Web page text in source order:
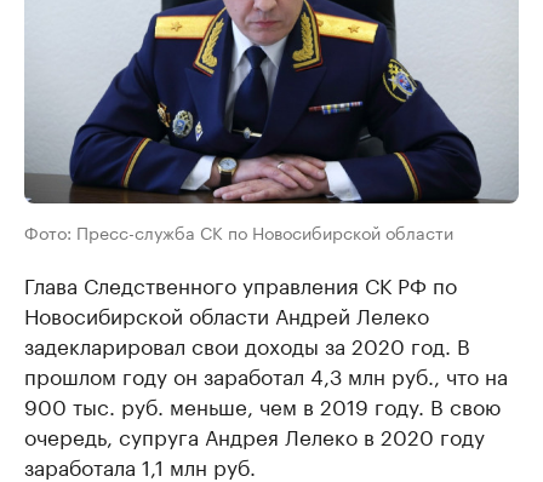
Фото: Пресс-служба СК по Новосибирской области
Глава Следственного управления СК РФ по
Новосибирской области Андрей Лелеко
задекларировал свои доходы за 2020 год. В
прошлом году он заработал 4,3 млн руб., что на
900 тыс. руб. меньше, чем в 2019 году. В свою
очередь, супруга Андрея Лелеко в 2020 году
заработала 1,1 млн руб.